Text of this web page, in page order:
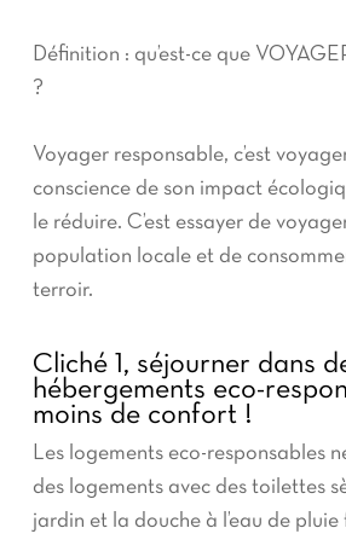
Définition : qu’est-ce que
?
Voyager responsable, c’est
conscience de son impact
le réduire. C’est essayer de
population locale et de
terroir.
Cliché 1, séjourner dans
hébergements eco-
moins de confort !
Les logements eco-responsables
des logements avec des toilettes
jardin et la douche à l’eau de pluie